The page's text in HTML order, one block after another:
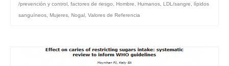
/prevención y control factores de riesgo Hombre Humanos LDL/sangre
lípidos
sanguíneos Mujeres Nogal Valores de Referencia